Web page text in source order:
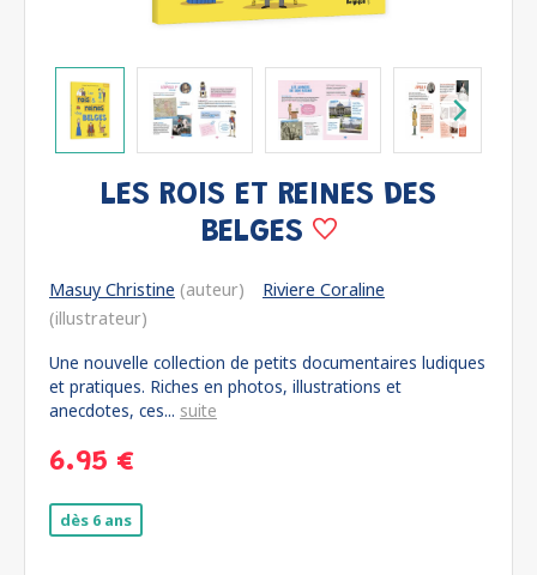
LES ROIS ET REINES DES
BELGES
Masuy Christine (auteur)
Riviere Coraline
(illustrateur)
Une nouvelle collection de petits documentaires ludiques
et pratiques. Riches en photos, illustrations et
anecdotes, ces... suite
6.95 €
dès 6 ans